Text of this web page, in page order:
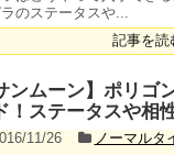
のステータスや...
記事を読
ンムーン】ポリゴ
！ステータスや相
11/26 ノーマルタ